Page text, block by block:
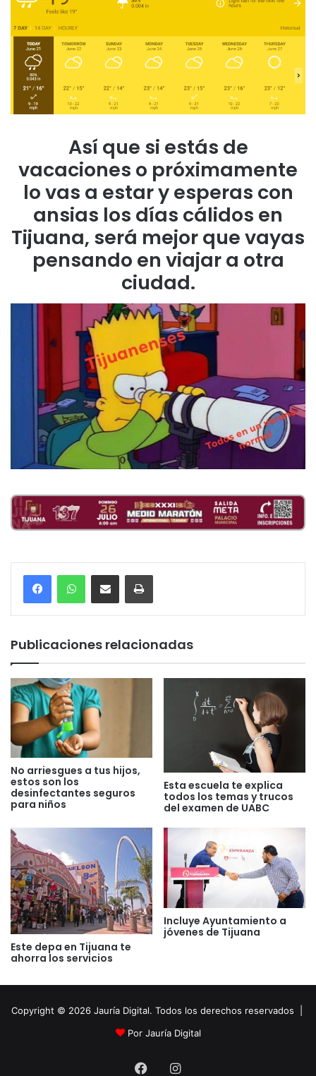
Así que si estás de
vacaciones o próximamente
lo vas a estar y esperas con
ansias los días cálidos en
Tijuana, será mejor que vayas
pensando en viajar a otra
ciudad.
Compartir por correo electrónicoImprimir
Publicaciones relacionadas
No arriesgues a tus hijos,
estos son los
desinfectantes seguros
para niños
Esta escuela te explica
todos los temas y trucos
del examen de UABC
Este depa en Tijuana te
ahorra los servicios
Incluye Ayuntamiento a
jóvenes de Tijuana
Copyright © 2026 Jauría Digital. Todos los derechos reservados |
Por Jauría Digital
FacebookInstagram